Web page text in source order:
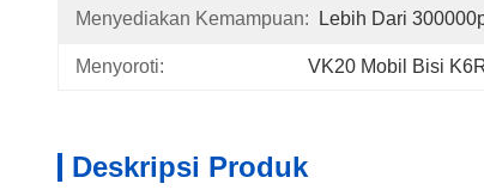
Menyediakan Kemampuan: Lebih Dari
Menyoroti: VK20 Mobil Bisi
Deskripsi Produk